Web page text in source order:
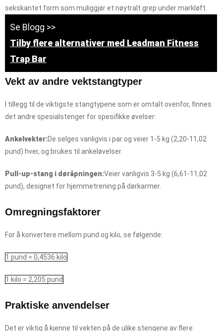
sekskantet form som muliggjør et nøytralt grep under markløft.
Se Blogg >>
Tilby flere alternativer med Leadman Fitness
Trap Bar
Vekt av andre vektstangtyper
I tillegg til de viktigste stangtypene som er omtalt ovenfor, finnes
det andre spesialstenger for spesifikke øvelser:
Ankelvekter:De selges vanligvis i par og veier 1-5 kg (2,20-11,02
pund) hver, og brukes til ankeløvelser.
Pull-up-stang i døråpningen:Veier vanligvis 3-5 kg (6,61-11,02
pund), designet for hjemmetrening på dørkarmer.
Omregningsfaktorer
For å konvertere mellom pund og kilo, se følgende:
1 pund = 0,4536 kilo
1 kilo = 2,205 pund
Praktiske anvendelser
Det er viktig å kjenne til vekten på de ulike stengene av flere